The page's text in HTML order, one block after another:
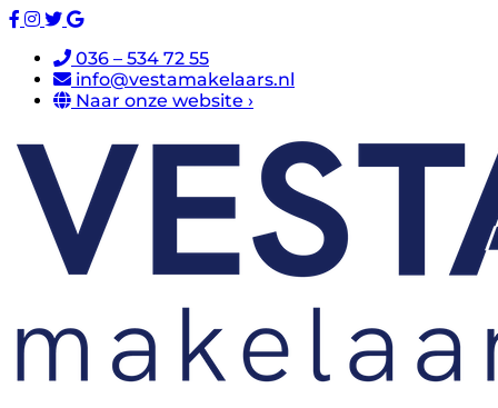
036 – 534 72 55
info@vestamakelaars.nl
Naar onze website ›